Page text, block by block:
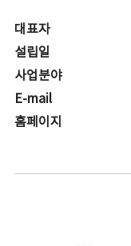
대표자
설립일
사업분야
E-mail
홈페이지